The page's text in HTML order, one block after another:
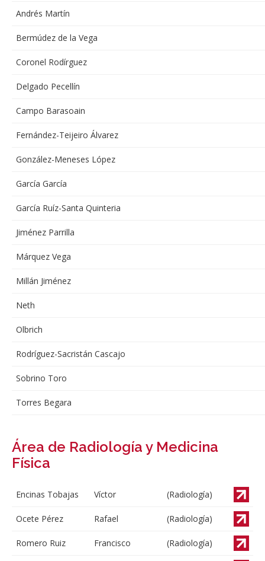
Andrés Martín
Bermúdez de la Vega
Coronel Rodírguez
Delgado Pecellín
Campo Barasoain
Fernández-Teijeiro Álvarez
González-Meneses López
García García
García Ruíz-Santa Quinteria
Jiménez Parrilla
Márquez Vega
Millán Jiménez
Neth
Olbrich
Rodríguez-Sacristán Cascajo
Sobrino Toro
Torres Begara
Área de Radiología y Medicina
Física
Encinas Tobajas Víctor (Radiología)
Ocete Pérez Rafael (Radiología)
Romero Ruiz Francisco (Radiología)